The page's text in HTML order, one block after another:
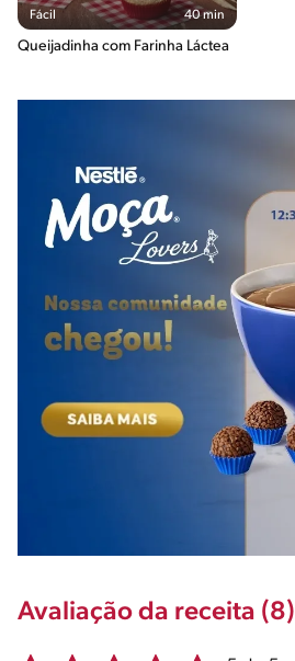
Fácil 40 min
Queijadinha com Farinha Láctea
Avaliação da receita (8)